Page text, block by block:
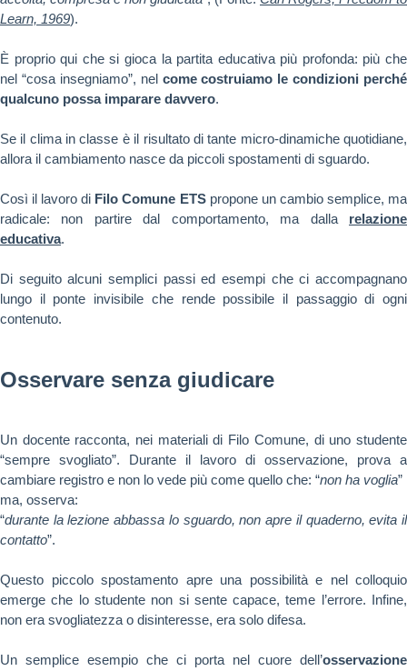
Learn, 1969).
È proprio qui che si gioca la partita educativa più profonda: più che
nel “cosa insegniamo”, nel come costruiamo le condizioni perché
qualcuno possa imparare davvero.
Se il clima in classe è il risultato di tante micro-dinamiche quotidiane,
allora il cambiamento nasce da piccoli spostamenti di sguardo.
Così il lavoro di Filo Comune ETSpropone un cambio semplice, ma
radicale: non partire dal comportamento, ma dalla relazione
educativa.
Di seguito alcuni semplici passi ed esempi che ci accompagnano
lungo il ponte invisibile che rende possibile il passaggio di ogni
contenuto.
Osservare senza giudicare
Un docente racconta, nei materiali di Filo Comune, di uno studente
“sempre svogliato”. Durante il lavoro di osservazione, prova a
cambiare registro e non lo vede più come quello che: “non ha voglia”
ma, osserva:
“durante la lezione abbassa lo sguardo, non apre il quaderno, evita il
contatto”.
Questo piccolo spostamento apre una possibilità e nel colloquio
emerge che lo studente non si sente capace, teme l’errore. Infine,
non era svogliatezza o disinteresse, era solo difesa.
Un semplice esempio che ci porta nel cuore dell’osservazione